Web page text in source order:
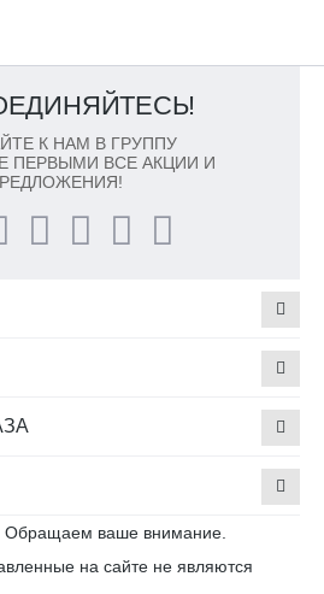
К НАМ В ГРУППУ
ПЕРВЫМИ ВСЕ АКЦИИ И
Обращаем ваше внимание.
на сайте не являются